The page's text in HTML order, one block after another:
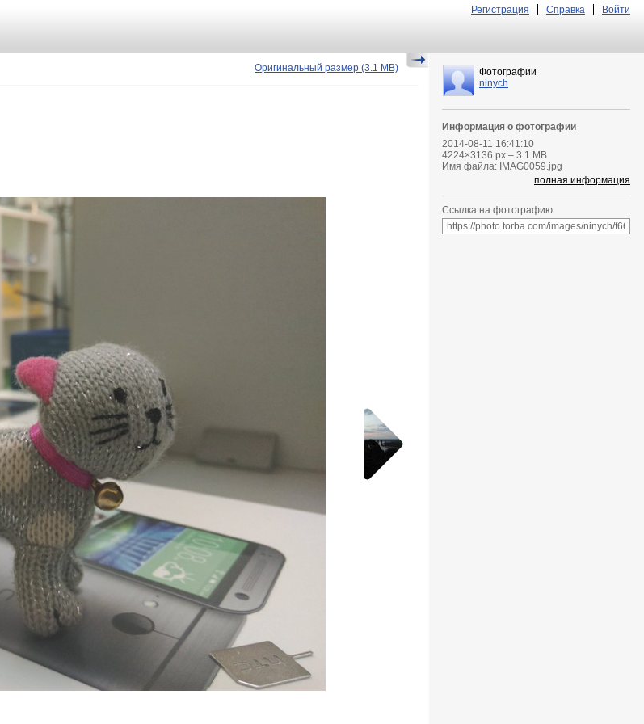
Регистрация Справка Войти
Оригинальный размер (3.1 MB)
Фотографии
ninych
Информация о фотографии
2014-08-11 16:41:10
4224×3136 px – 3.1 MB
Имя файла: IMAG0059.jpg
полная информация
Ссылка на фотографию